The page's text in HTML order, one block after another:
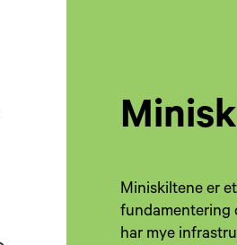
Miniskiltene er
fundamentering
har mye